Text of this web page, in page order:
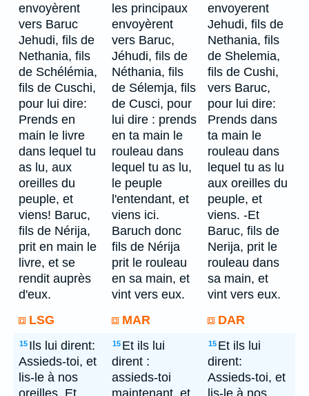
envoyèrent
vers Baruc
Jehudi, fils de
Nethania, fils
de Schélémia,
fils de Cuschi,
pour lui dire:
Prends en
main le livre
dans lequel tu
as lu, aux
oreilles du
peuple, et
viens! Baruc,
fils de Nérija,
prit en main le
livre, et se
rendit auprès
d'eux.
les principaux
envoyèrent
vers Baruc,
Jéhudi, fils de
Néthania, fils
de Sélemja, fils
de Cusci, pour
lui dire : prends
en ta main le
rouleau dans
lequel tu as lu,
le peuple
l'entendant, et
viens ici.
Baruch donc
fils de Nérija
prit le rouleau
en sa main, et
vint vers eux.
envoyerent
Jehudi, fils de
Nethania, fils
de Shelemia,
fils de Cushi,
vers Baruc,
pour lui dire:
Prends dans
ta main le
rouleau dans
lequel tu as lu
aux oreilles du
peuple, et
viens. -Et
Baruc, fils de
Nerija, prit le
rouleau dans
sa main, et
vint vers eux.
LSG
MAR DAR
15 Ils lui dirent:
Assieds-toi, et
lis-le à nos
oreilles. Et
15 Et ils lui
dirent :
assieds-toi
maintenant, et
15 Et ils lui
dirent:
Assieds-toi, et
lis-le à nos